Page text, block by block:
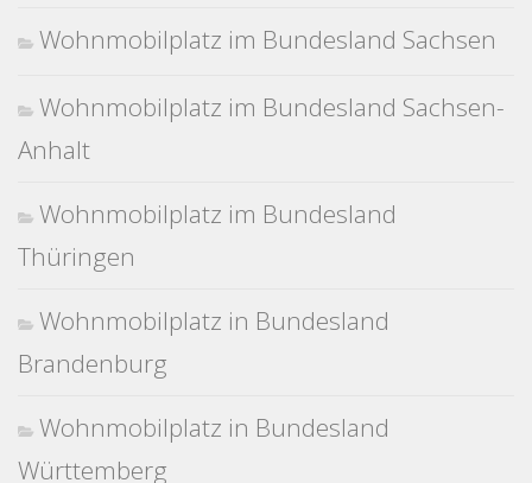
Wohnmobilplatz im Bundesland Sachsen
Wohnmobilplatz im Bundesland Sachsen-
Anhalt
Wohnmobilplatz im Bundesland
Thüringen
Wohnmobilplatz in Bundesland
Brandenburg
Wohnmobilplatz in Bundesland
Württemberg